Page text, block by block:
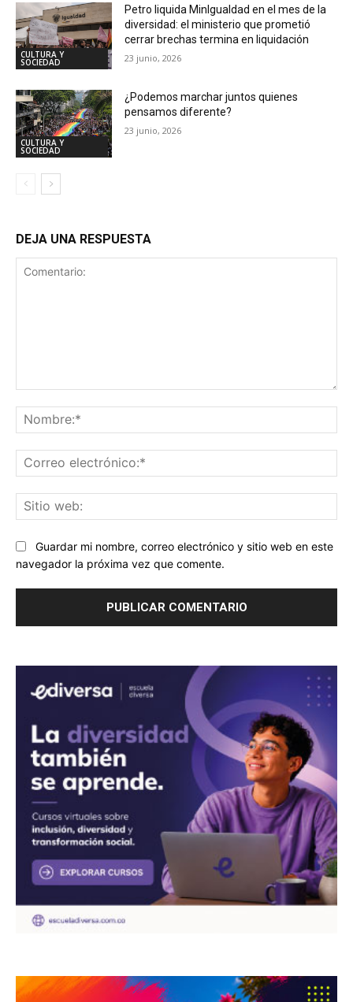
CULTURA Y
SOCIEDAD
Petro liquida MinIgualdad en el mes de la
diversidad: el ministerio que prometió
cerrar brechas termina en liquidación
23 junio, 2026
CULTURA Y
SOCIEDAD
¿Podemos marchar juntos quienes
pensamos diferente?
23 junio, 2026
DEJA UNA RESPUESTA
Guardar mi nombre, correo electrónico y sitio web en este
navegador la próxima vez que comente.